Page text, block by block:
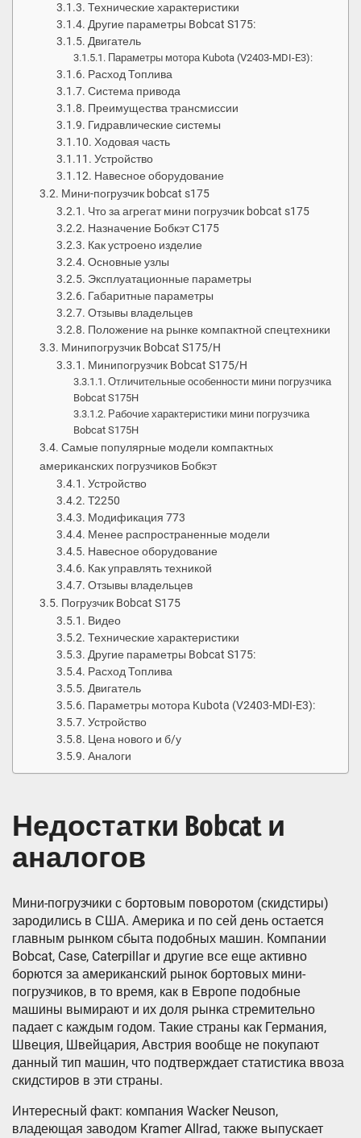
Технические характеристики
Другие параметры Bobcat S175:
Двигатель
Параметры мотора Kubota (V2403-MDI-E3):
Расход Топлива
Система привода
Преимущества трансмиссии
Гидравлические системы
Ходовая часть
Устройство
Навесное оборудование
Мини-погрузчик bobcat s175
Что за агрегат мини погрузчик bobcat s175
Назначение Бобкэт С175
Как устроено изделие
Основные узлы
Эксплуатационные параметры
Габаритные параметры
Отзывы владельцев
Положение на рынке компактной спецтехники
Минипогрузчик Bobcat S175/H
Минипогрузчик Bobcat S175/H
Отличительные особенности мини погрузчика
Bobcat S175H
Рабочие характеристики мини погрузчика
Bobcat S175H
Самые популярные модели компактных
американских погрузчиков Бобкэт
Устройство
T2250
Модификация 773
Менее распространенные модели
Навесное оборудование
Как управлять техникой
Отзывы владельцев
Погрузчик Bobcat S175
Видео
Технические характеристики
Другие параметры Bobcat S175:
Расход Топлива
Двигатель
Параметры мотора Kubota (V2403-MDI-E3):
Устройство
Цена нового и б/у
Аналоги
Недостатки Bobcat и
аналогов
Мини-погрузчики с бортовым поворотом (скидстиры)
зародились в США. Америка и по сей день остается
главным рынком сбыта подобных машин. Компании
Bobcat, Case, Caterpillar и другие все еще активно
борются за американский рынок бортовых мини-
погрузчиков, в то время, как в Европе подобные
машины вымирают и их доля рынка стремительно
падает с каждым годом. Такие страны как Германия,
Швеция, Швейцария, Австрия вообще не покупают
данный тип машин, что подтверждает статистика ввоза
скидстиров в эти страны.
Интересный факт: компания Wacker Neuson,
владеющая заводом Kramer Allrad, также выпускает